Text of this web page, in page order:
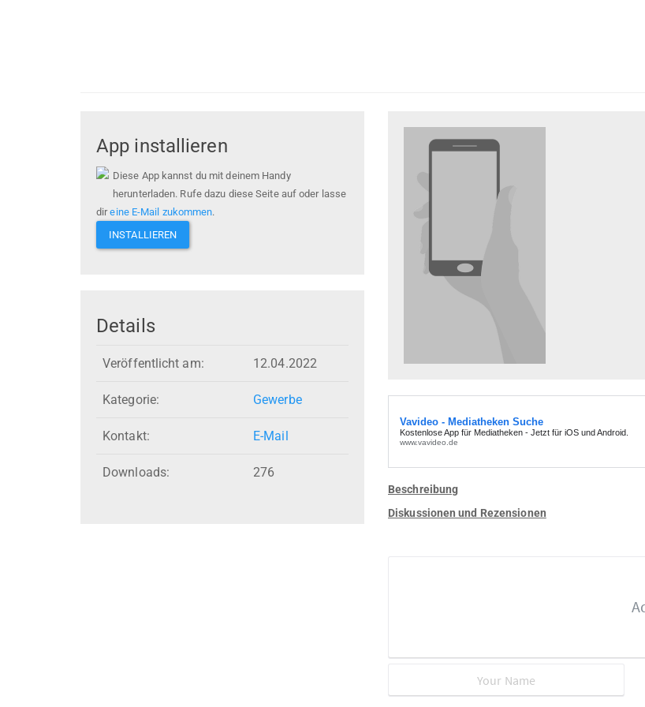
App installieren
Diese App kannst du mit deinem Handy
herunterladen. Rufe dazu diese Seite auf oder lasse
direine E-Mail zukommen.
INSTALLIEREN
Details
Veröffentlicht am: 12.04.2022
Kategorie: Gewerbe
Kontakt: E-Mail
Downloads: 276
Beschreibung
Diskussionen und Rezensionen